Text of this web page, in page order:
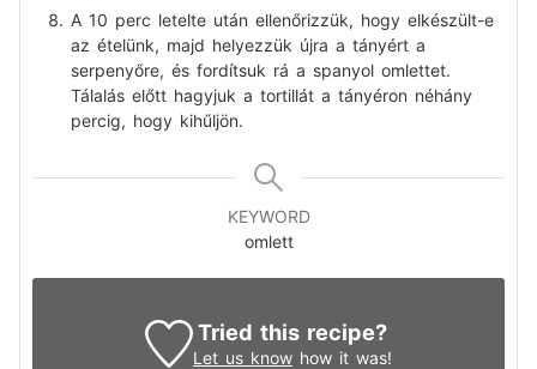
A 10 perc letelte után ellenőrizzük, hogy elkészült-e
az ételünk, majd helyezzük újra a tányért a
serpenyőre, és fordítsuk rá a spanyol omlettet.
Tálalás előtt hagyjuk a tortillát a tányéron néhány
percig, hogy kihűljön.
KEYWORD
omlett
Tried this recipe?
Let us know how it was!